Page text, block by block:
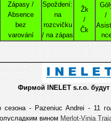
Zápasy /
Absence
bez
varování
Spoždení:
na
rozcvičku
/ na zápas
Žk
/
Čk
/
Фирмой INELET s.r.o.
сезона - Pazeniuc Andrei - 11
вином Merlot-Vinia